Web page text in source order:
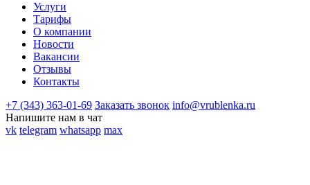
Услуги
Тарифы
О компании
Новости
Вакансии
Отзывы
Контакты
+7 (343) 363-01-69 Заказать звонок info@vrublenka.ru
Напишите нам в чат
vk telegram whatsapp max